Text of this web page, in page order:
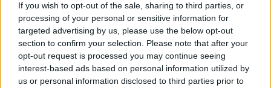
If you wish to opt-out of the sale, sharing to third parties, or
processing of your personal or sensitive information for
targeted advertising by us, please use the below opt-out
section to confirm your selection. Please note that after your
opt-out request is processed you may continue seeing
interest-based ads based on personal information utilized by
us or personal information disclosed to third parties prior to
indagando per identificare gli aggressori.
LEGGI ANCHE IL CAMPIDOGLIO SULL’IPOTESI DI
CONCORDATO PER AMA
Precedente